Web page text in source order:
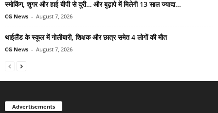
स्मोकिंग, शुगर और हाई बीपी से दूरी… और बुढ़ापे में मिलेगी 13 साल ज्यादा...
CG News - August 7, 2026
थाईलैंड के स्कूल में गोलीबारी, शिक्षक और छात्र समेत 4 लोगों की मौत
CG News - August 7, 2026
Advertisements